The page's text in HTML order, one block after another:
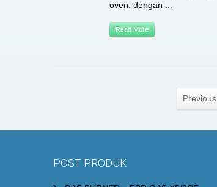
oven, dengan ...
Read More
Previous
POST PRODUK